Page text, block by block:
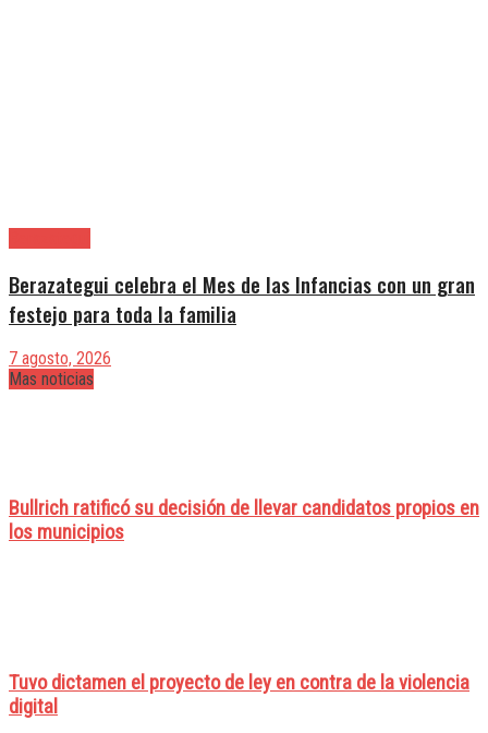
Berazategui celebra el Mes de las Infancias con un gran
festejo para toda la familia
7 agosto, 2026
Mas noticias
Bullrich ratificó su decisión de llevar candidatos propios en
los municipios
Tuvo dictamen el proyecto de ley en contra de la violencia
digital